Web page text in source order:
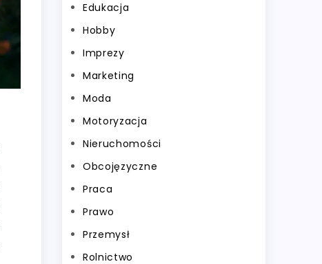
Edukacja
Hobby
Imprezy
Marketing
Moda
Motoryzacja
Nieruchomości
Obcojęzyczne
Praca
Prawo
Przemysł
Rolnictwo